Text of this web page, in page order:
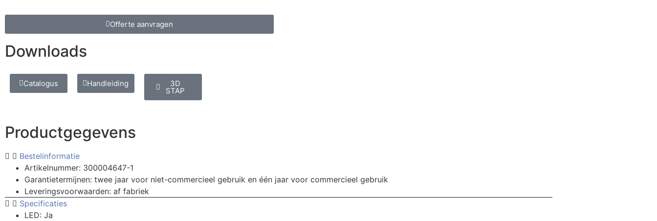
Offerte aanvragen
Downloads
Catalogus Handleiding 3D
STAP
Productgegevens
Bestelinformatie
Artikelnummer: 300004647-1
Garantietermijnen: twee jaar voor niet-commercieel gebruik en één jaar voor commercieel gebruik
Leveringsvoorwaarden: af fabriek
Specificaties
LED: Ja